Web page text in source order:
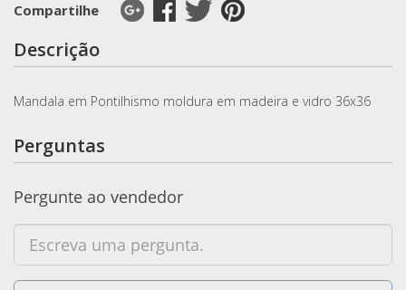
Compartilhe
Descrição
Mandala em Pontilhismo moldura em madeira e vidro 36x36
Perguntas
Pergunte ao vendedor